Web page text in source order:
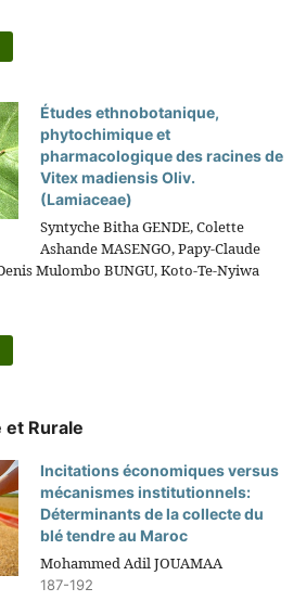
Études ethnobotanique,
phytochimique et
pharmacologique des racines de
Vitex madiensis Oliv.
(Lamiaceae)
Syntyche Bitha GENDE, Colette
Ashande MASENGO, Papy-Claude
Mulombo BUNGU, Koto-Te-Nyiwa
et Rurale
Incitations économiques versus
mécanismes institutionnels:
Déterminants de la collecte du
blé tendre au Maroc
Mohammed Adil JOUAMAA
187-192